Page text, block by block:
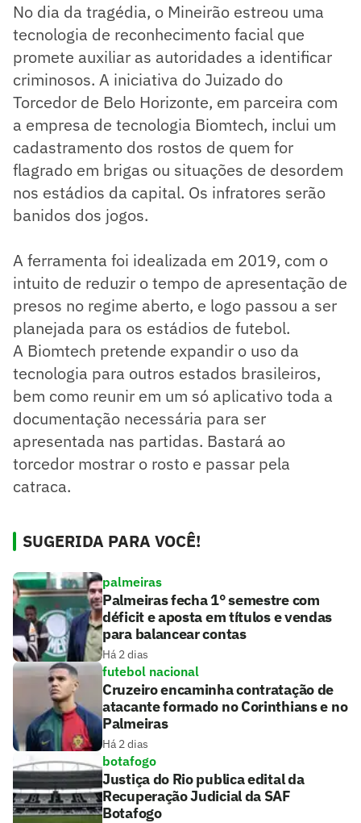
No dia da tragédia, o Mineirão estreou uma
tecnologia de reconhecimento facial que
promete auxiliar as autoridades a identificar
criminosos. A iniciativa do Juizado do
Torcedor de Belo Horizonte, em parceira com
a empresa de tecnologia Biomtech, inclui um
cadastramento dos rostos de quem for
flagrado em brigas ou situações de desordem
nos estádios da capital. Os infratores serão
banidos dos jogos.
A ferramenta foi idealizada em 2019, com o
intuito de reduzir o tempo de apresentação de
presos no regime aberto, e logo passou a ser
planejada para os estádios de futebol.
A Biomtech pretende expandir o uso da
tecnologia para outros estados brasileiros,
bem como reunir em um só aplicativo toda a
documentação necessária para ser
apresentada nas partidas. Bastará ao
torcedor mostrar o rosto e passar pela
catraca.
SUGERIDA PARA VOCÊ!
palmeiras
Palmeiras fecha 1° semestre com
déficit e aposta em títulos e vendas
para balancear contas
Há 2 dias
futebol nacional
Cruzeiro encaminha contratação de
atacante formado no Corinthians e no
Palmeiras
Há 2 dias
botafogo
Justiça do Rio publica edital da
Recuperação Judicial da SAF
Botafogo